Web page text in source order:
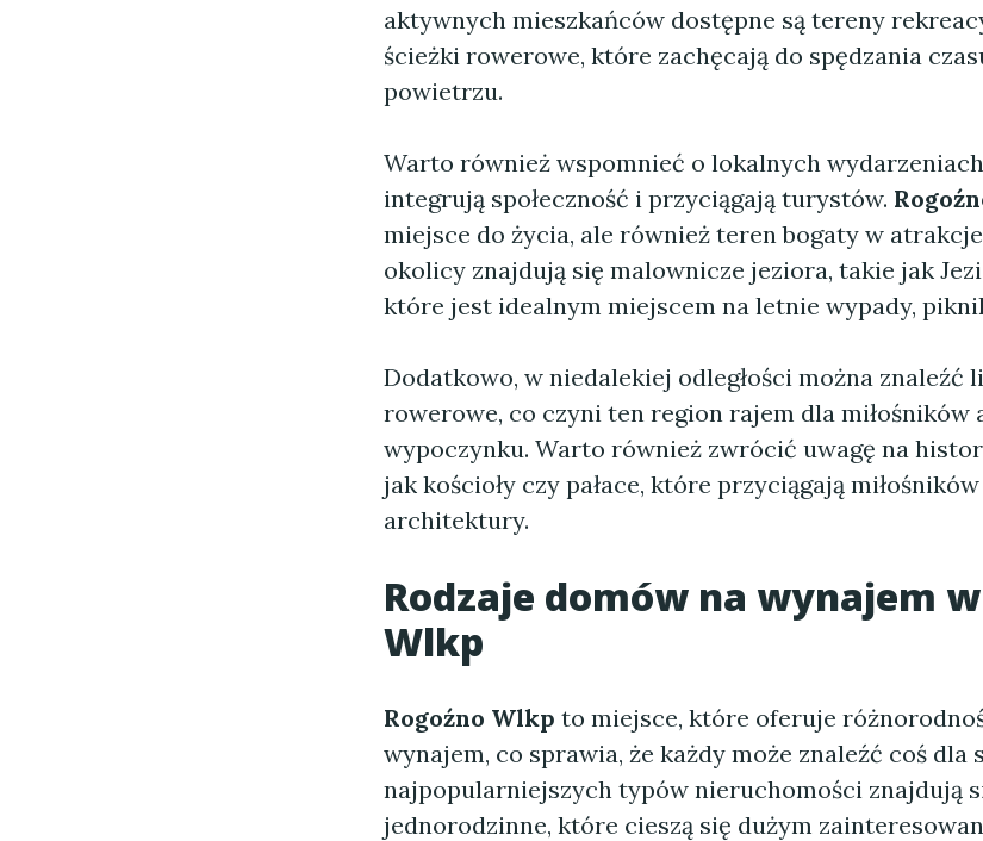
aktywnych mieszkańców dostępne są tereny
ścieżki rowerowe, które zachęcają do spędzania
powietrzu.
Warto również wspomnieć o lokalnych
integrują społeczność i przyciągają turystów.
miejsce do życia, ale również teren bogaty w
okolicy znajdują się malownicze jeziora, takie jak
które jest idealnym miejscem na letnie wypady,
Dodatkowo, w niedalekiej odległości można znaleźć
rowerowe, co czyni ten region rajem dla miłośników
wypoczynku. Warto również zwrócić uwagę na
jak kościoły czy pałace, które przyciągają
architektury.
Rodzaje domów na wynajem
Wlkp
Rogoźno Wlkp to miejsce, które oferuje
wynajem, co sprawia, że każdy może znaleźć coś dla
najpopularniejszych typów nieruchomości znajdują
jednorodzinne, które cieszą się dużym